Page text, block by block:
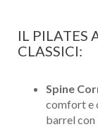
IL PILATES
CLASSICI:
Spine
comfort e
barrel con